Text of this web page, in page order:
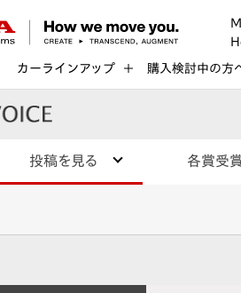
カーラインアップ 購入検討中の方
投稿を見る 各賞受